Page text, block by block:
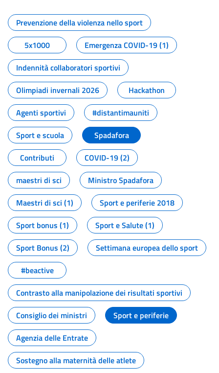
Tutti i contenuti della pagina
Prevenzione della violenza nello sport
5x1000
Emergenza COVID-19 (1)
Indennità collaboratori sportivi
Olimpiadi invernali 2026
Hackathon
Agenti sportivi
#distantimauniti
Sport e scuola
Spadafora
Contributi
COVID-19 (2)
maestri di sci
Ministro Spadafora
Maestri di sci (1)
Sport e periferie 2018
Sport bonus (1)
Sport e Salute (1)
Sport Bonus (2)
Settimana europea dello sport
#beactive
Contrasto alla manipolazione dei risultati sportivi
Consiglio dei ministri
Sport e periferie
Agenzia delle Entrate
Sostegno alla maternità delle atlete